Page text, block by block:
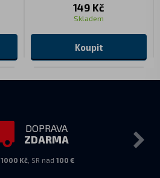
149 Kč
Skladem
Koupit
DOPRAVA
ZDARMA
1000 Kč, SR nad 100 €